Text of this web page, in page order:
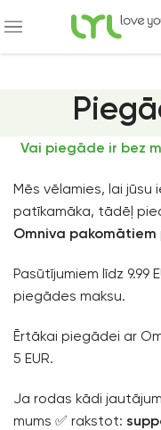
Vai piegāde ir bez
Mēs vēlamies, lai jūsu
patīkamāka, tādēļ
Omniva pakomātiem
Pasūtījumiem līdz 9.99
piegādes maksu.
Ērtākai piegādei ar
5 EUR.
Ja rodas kādi
mums ✅ rakstot:
OMNIVA PIEGĀDE JAU NO